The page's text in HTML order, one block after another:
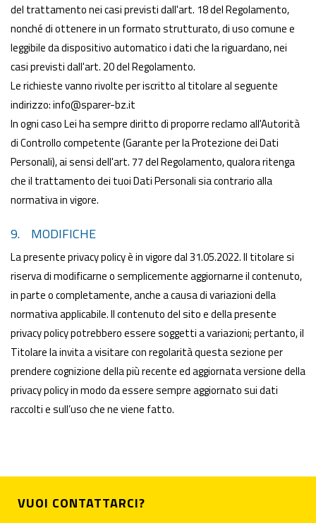
del trattamento nei casi previsti dall'art. 18 del Regolamento,
nonché di ottenere in un formato strutturato, di uso comune e
leggibile da dispositivo automatico i dati che la riguardano, nei
casi previsti dall'art. 20 del Regolamento.
Le richieste vanno rivolte per iscritto al titolare al seguente
indirizzo: info@sparer-bz.it
In ogni caso Lei ha sempre diritto di proporre reclamo all'Autorità
di Controllo competente (Garante per la Protezione dei Dati
Personali), ai sensi dell'art. 77 del Regolamento, qualora ritenga
che il trattamento dei tuoi Dati Personali sia contrario alla
normativa in vigore.
9. MODIFICHE
La presente privacy policy è in vigore dal 31.05.2022. Il titolare si
riserva di modificarne o semplicemente aggiornarne il contenuto,
in parte o completamente, anche a causa di variazioni della
normativa applicabile. Il contenuto del sito e della presente
privacy policy potrebbero essere soggetti a variazioni; pertanto, il
Titolare la invita a visitare con regolarità questa sezione per
prendere cognizione della più recente ed aggiornata versione della
privacy policy in modo da essere sempre aggiornato sui dati
raccolti e sull’uso che ne viene fatto.
VUOI CONTATTARCI?